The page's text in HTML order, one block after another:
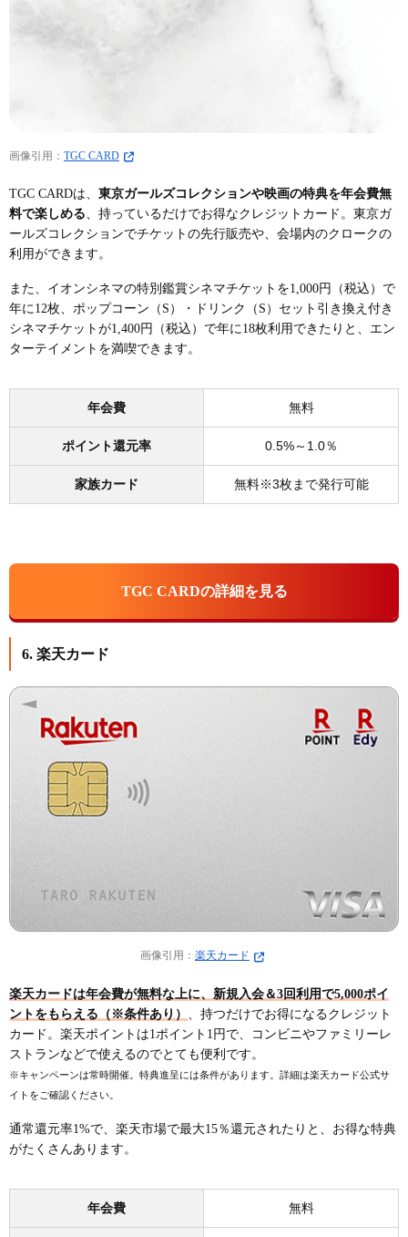
画像引用： TGC CARD
TGC CARDは、 東京ガールズコレクションや映画の特典を年会費無
料で楽しめる 、持っているだけでお得なクレジットカード。東京ガ
ールズコレクションでチケットの先行販売や、会場内のクロークの
利用ができます。
また、イオンシネマの特別鑑賞シネマチケットを1,000円（税込）で
年に12枚、ポップコーン（S）・ドリンク（S）セット引き換え付き
シネマチケットが1,400円（税込）で年に18枚利用できたりと、エン
ターテイメントを満喫できます。
年会費 無料
ポイント還元率 0.5%～1.0％
家族カード 無料※3枚まで発行可能
TGC CARDの詳細を見る
6. 楽天カード
画像引用： 楽天カード
楽天カードは年会費が無料な上に、新規入会＆3回利用で5,000ポイ
ントをもらえる（※条件あり）
、持つだけでお得になるクレジット
カード。楽天ポイントは1ポイント1円で、コンビニやファミリーレ
ストランなどで使えるのでとても便利です。
※キャンペーンは常時開催。特典進呈には条件があります。詳細は楽天カード公式サ
イトをご確認ください。
通常還元率1%で、楽天市場で最大15％還元されたりと、お得な特典
がたくさんあります。
年会費 無料